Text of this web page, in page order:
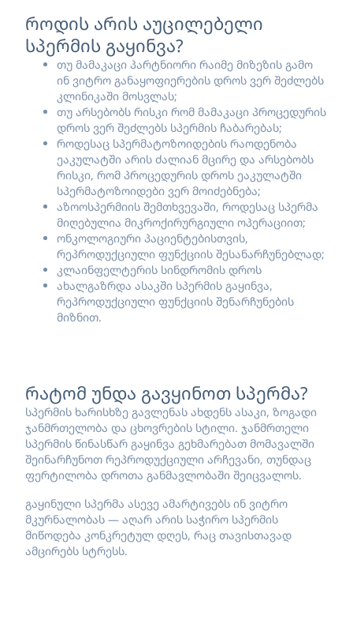
როდის არის აუცილებელი
სპერმის გაყინვა?
თუ მამაკაცი პარტნიორი რაიმე მიზეზის გამო
ინ ვიტრო განაყოფიერების დროს ვერ შეძლებს
კლინიკაში მოსვლას;
თუ არსებობს რისკი რომ მამაკაცი პროცედურის
დროს ვერ შეძლებს სპერმის ჩაბარებას;
როდესაც სპერმატოზოიდების რაოდენობა
ეაკულატში არის ძალიან მცირე და არსებობს
რისკი, რომ პროცედურის დროს ეაკულატში
სპერმატოზოიდები ვერ მოიძებნება;
აზოოსპერმიის შემთხვევაში, როდესაც სპერმა
მიღებულია მიკროქირურგიული ოპერაციით;
ონკოლოგიური პაციენტებისთვის,
რეპროდუქციული ფუნქციის შესანარჩუნებლად;
კლაინფელტერის სინდრომის დროს
ახალგაზრდა ასაკში სპერმის გაყინვა,
რეპროდუქციული ფუნქციის შენარჩუნების
მიზნით.
რატომ უნდა გავყინოთ სპერმა?
სპერმის ხარისხზე გავლენას ახდენს ასაკი, ზოგადი
ჯანმრთელობა და ცხოვრების სტილი. ჯანმრთელი
სპერმის წინასწარ გაყინვა გეხმარებათ მომავალში
შეინარჩუნოთ რეპროდუქციული არჩევანი, თუნდაც
ფერტილობა დროთა განმავლობაში შეიცვალოს.
გაყინული სპერმა ასევე ამარტივებს ინ ვიტრო
მკურნალობას — აღარ არის საჭირო სპერმის
მიწოდება კონკრეტულ დღეს, რაც თავისთავად
ამცირებს სტრესს.